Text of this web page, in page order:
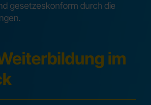
gesetzeskonform durch die
im